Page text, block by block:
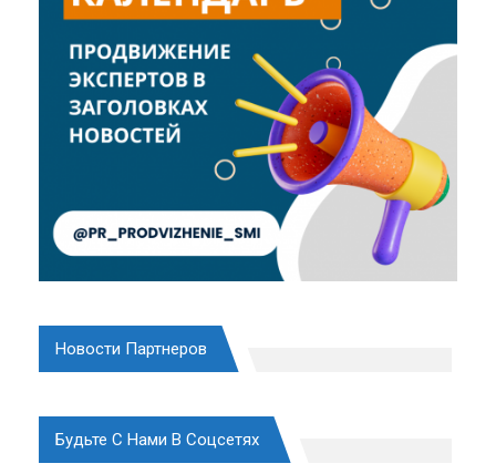
Новости Партнеров
Будьте С Нами В Соцсетях